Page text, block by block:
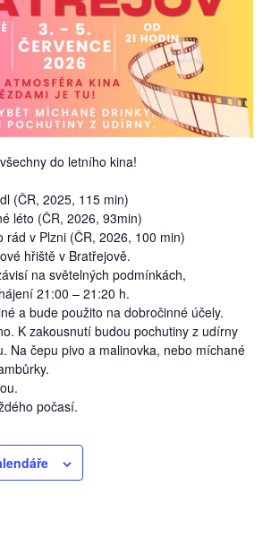
do letního kina!
(ČR, 2025, 115 min)
léto (ČR, 2026, 93min)
rád v Plzni (ČR, 2026, 100 min)
hřiště v Bratřejově.
na světelných podmínkách,
21:00 – 21:20 h.
a bude použito na dobročinné účely.
K zakousnutí budou pochutiny z udírny
Na čepu pivo a malinovka, nebo míchané
počasí.